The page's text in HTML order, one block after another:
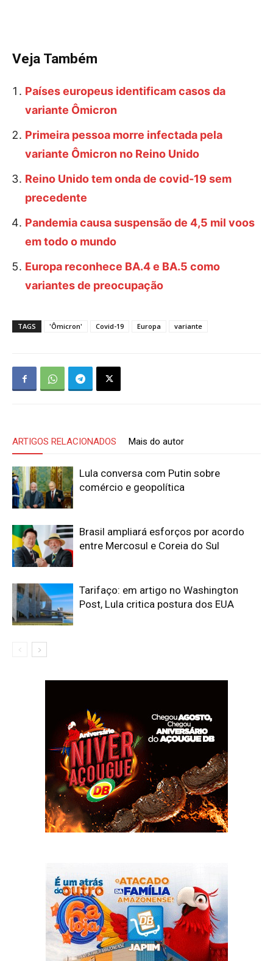
Veja Também
Países europeus identificam casos da
variante Ômicron
Primeira pessoa morre infectada pela
variante Ômicron no Reino Unido
Reino Unido tem onda de covid-19 sem
precedente
Pandemia causa suspensão de 4,5 mil voos
em todo o mundo
Europa reconhece BA.4 e BA.5 como
variantes de preocupação
TAGS 'Ômicron' Covid-19 Europa variante
ARTIGOS RELACIONADOS Mais do autor
Lula conversa com Putin sobre
comércio e geopolítica
Brasil ampliará esforços por acordo
entre Mercosul e Coreia do Sul
Tarifaço: em artigo no Washington
Post, Lula critica postura dos EUA